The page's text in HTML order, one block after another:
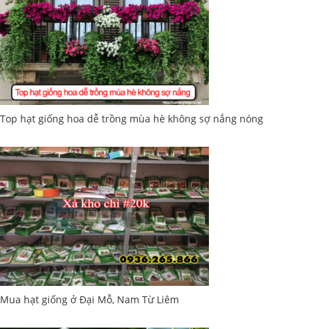
Top hạt giống hoa dễ trồng mùa hè không sợ nắng nóng
Mua hạt giống ở Đại Mỗ, Nam Từ Liêm